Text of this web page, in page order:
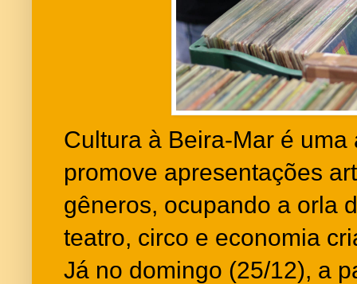
Cultura à Beira-Mar é
promove apresentações
gêneros, ocupando a orla
teatro, circo e economia
Já no domingo (25/12), a